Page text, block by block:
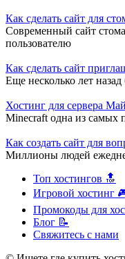
Как сделать сайт для
Современный сайт
пользователю
Как сделать сайт
Еще несколько лет
Хостинг для сервера
Minecraft одна из самых
Как создать сайт для
Миллионы людей
Топ хостингов 🔝
Игровой хостинг
Промокоды для
Блог 📝
Свяжитесь с нами